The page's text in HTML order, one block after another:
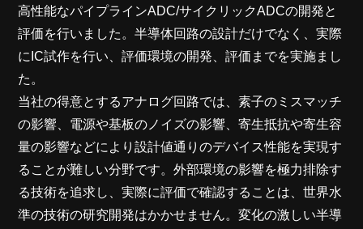
高性能なパイプラインADC/サイクリックADCの開発と
評価を行いました。半導体回路の設計だけでなく、実際
にIC試作を行い、評価環境の開発、評価までを実施まし
た。
当社の得意とするアナログ回路では、素子のミスマッチ
の影響、電源や基板のノイズの影響、寄生抵抗や寄生容
量の影響などにより設計値通りのデバイス性能を実現す
ることが難しい分野です。外部環境の影響を極力排除す
る技術を追求し、実際に評価で確認することは、世界水
準の技術の研究開発はかかせません。変化の激しい半導